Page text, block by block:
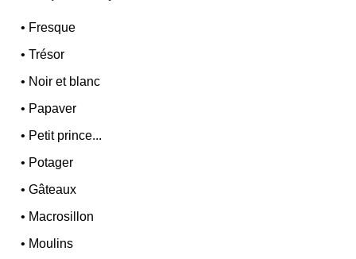
• Fresque
•Trésor
• Noir et blanc
• Papaver
• Petit prince...
• Potager
•Gâteaux
• Macrosillon
• Moulins